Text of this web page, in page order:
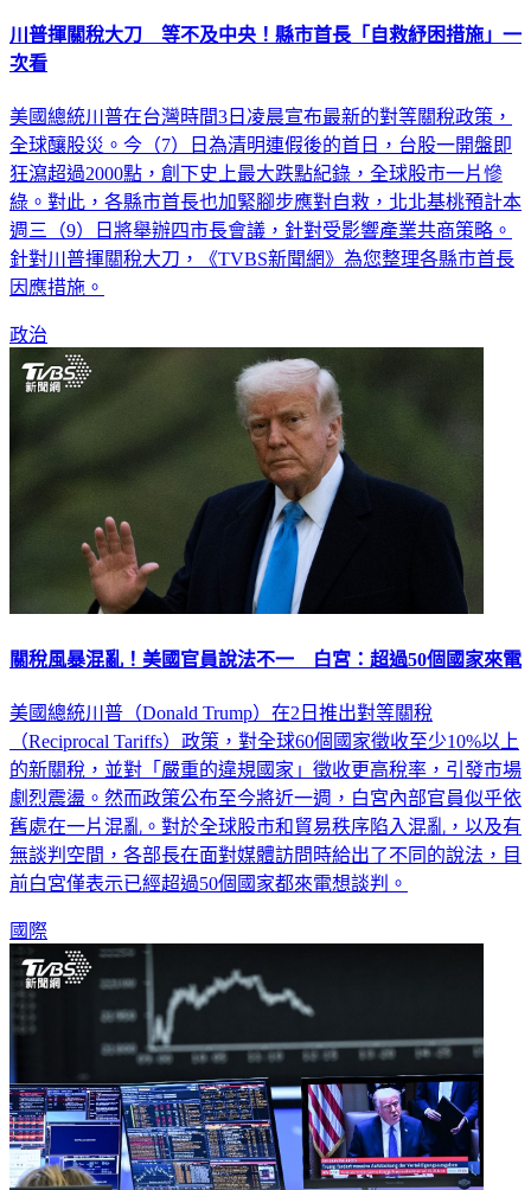
川普揮關稅大刀 等不及中央！縣市首長「自救紓困措施」一
次看
美國總統川普在台灣時間3日凌晨宣布最新的對等關稅政策，
全球釀股災。今（7）日為清明連假後的首日，台股一開盤即
狂瀉超過2000點，創下史上最大跌點紀錄，全球股市一片慘
綠。對此，各縣市首長也加緊腳步應對自救，北北基桃預計本
週三（9）日將舉辦四市長會議，針對受影響產業共商策略。
針對川普揮關稅大刀，《TVBS新聞網》為您整理各縣市首長
因應措施。
政治
關稅風暴混亂！美國官員說法不一 白宮：超過50個國家來電
美國總統川普（Donald Trump）在2日推出對等關稅
（Reciprocal Tariffs）政策，對全球60個國家徵收至少10%以上
的新關稅，並對「嚴重的違規國家」徵收更高稅率，引發市場
劇烈震盪。然而政策公布至今將近一週，白宮內部官員似乎依
舊處在一片混亂。對於全球股市和貿易秩序陷入混亂，以及有
無談判空間，各部長在面對媒體訪問時給出了不同的說法，目
前白宮僅表示已經超過50個國家都來電想談判。
國際